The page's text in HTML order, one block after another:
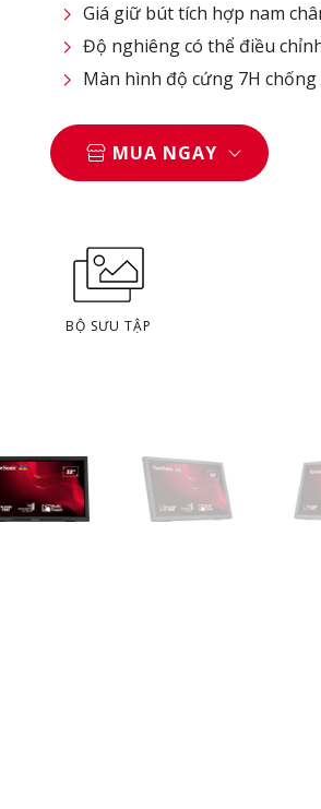
Giá giữ bút tích hợp nam
Độ nghiêng có thể điều
Màn hình độ cứng 7H chống
MUA NGAY
BỘ SƯU TẬP